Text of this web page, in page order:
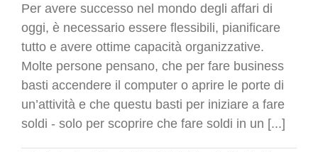
Per avere successo nel mondo degli affari di
oggi, è necessario essere flessibili, pianificare
tutto e avere ottime capacità organizzative.
Molte persone pensano, che per fare business
basti accendere il computer o aprire le porte di
un’attività e che questu basti per iniziare a fare
soldi - solo per scoprire che fare soldi in un [...]